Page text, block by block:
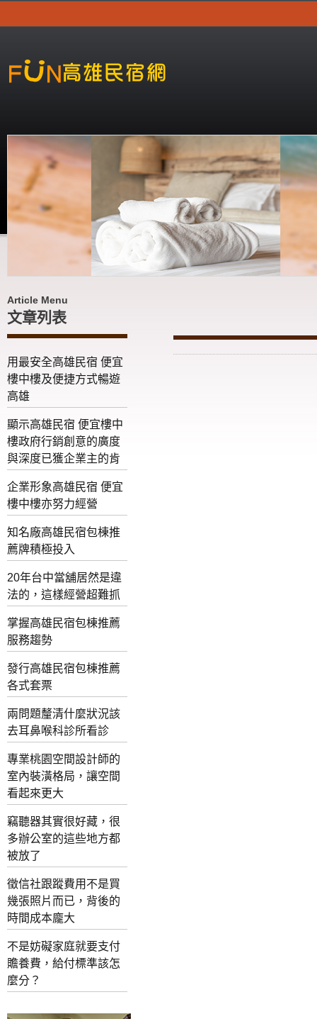
Article Menu
文章列表
用最安全高雄民宿 便宜
樓中樓及便捷方式暢遊
高雄
顯示高雄民宿 便宜樓中
樓政府行銷創意的廣度
與深度已獲企業主的肯
企業形象高雄民宿 便宜
樓中樓亦努力經營
知名廠高雄民宿包棟推
薦牌積極投入
20年台中當舖居然是違
法的，這樣經營超難抓
掌握高雄民宿包棟推薦
服務趨勢
發行高雄民宿包棟推薦
各式套票
兩問題釐清什麼狀況該
去耳鼻喉科診所看診
專業桃園空間設計師的
室內裝潢格局，讓空間
看起來更大
竊聽器其實很好藏，很
多辦公室的這些地方都
被放了
徵信社跟蹤費用不是買
幾張照片而已，背後的
時間成本龐大
不是妨礙家庭就要支付
贍養費，給付標準該怎
麼分？